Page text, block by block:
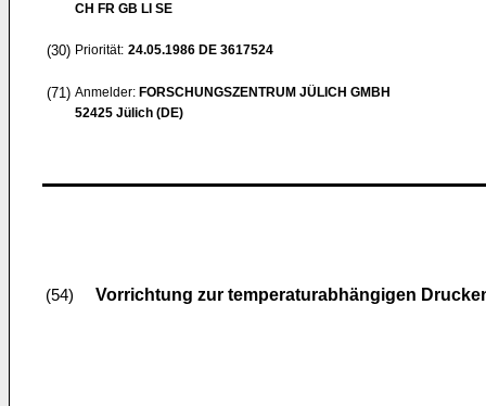
CH FR GB LI SE
(30) Priorität: 24.05.1986 DE 3617524
(71) Anmelder: FORSCHUNGSZENTRUM JÜLICH GMBH
52425 Jülich (DE)
(54) Vorrichtung zur temperaturabhängigen